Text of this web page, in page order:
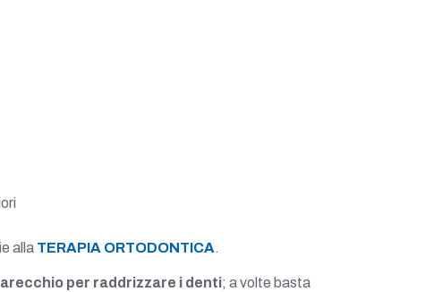
alla TERAPIA ORTODONTICA.
per raddrizzare i denti; a volte basta